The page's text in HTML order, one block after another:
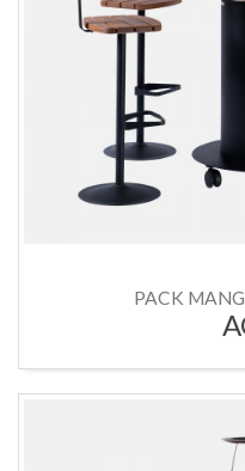
PACK